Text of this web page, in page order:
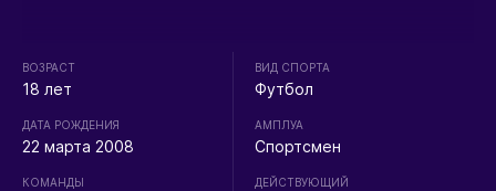
ВОЗРАСТ
18 лет
ДАТА РОЖДЕНИЯ
22 марта 2008
КОМАНДЫ
ВИД СПОРТА
Футбол
АМПЛУА
Спортсмен
ДЕЙСТВУЮЩИЙ